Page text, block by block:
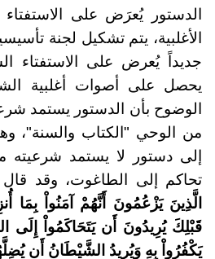
الدستور يُعرَض على الاستفتاء
الأغلبية، يتم تشكيل لجنة
جديداً يُعرض على الاستفتاء
يحصل على أصوات أغلبية
الوضوح بأن الدستور يستمد
من الوحي "الكتاب والسنة"،
إلى دستور لا يستمد شرعيته
تحاكم إلى الطاغوت، وقد قال
الَّذِينَ يَزْعُمُونَ أَنَّهُمْ آمَنُواْ بِمَا
قَبْلِكَ يُرِيدُونَ أَن يَتَحَاكَمُواْ إِلَى
يَكْفُرُواْ بِهِ وَيُرِيدُ الشَّيْطَانُ أَن